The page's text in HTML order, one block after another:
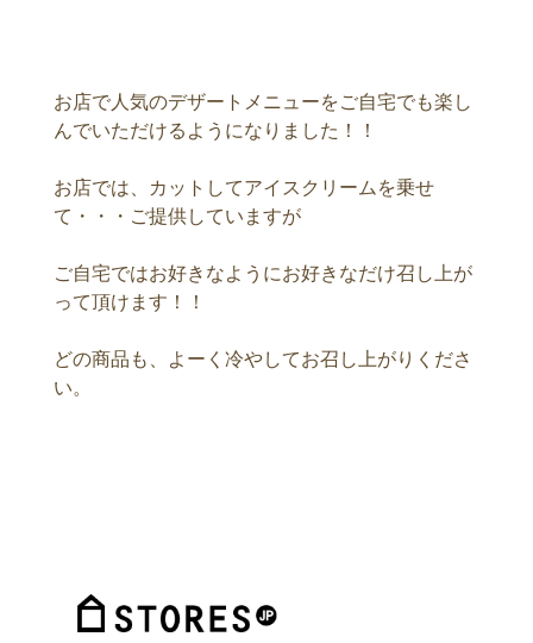
お店で人気のデザートメニューをご自宅でも楽し
んでいただけるようになりました！！
お店では、カットしてアイスクリームを乗せ
て・・・ご提供していますが
ご自宅ではお好きなようにお好きなだけ召し上が
って頂けます！！
どの商品も、よーく冷やしてお召し上がりくださ
い。